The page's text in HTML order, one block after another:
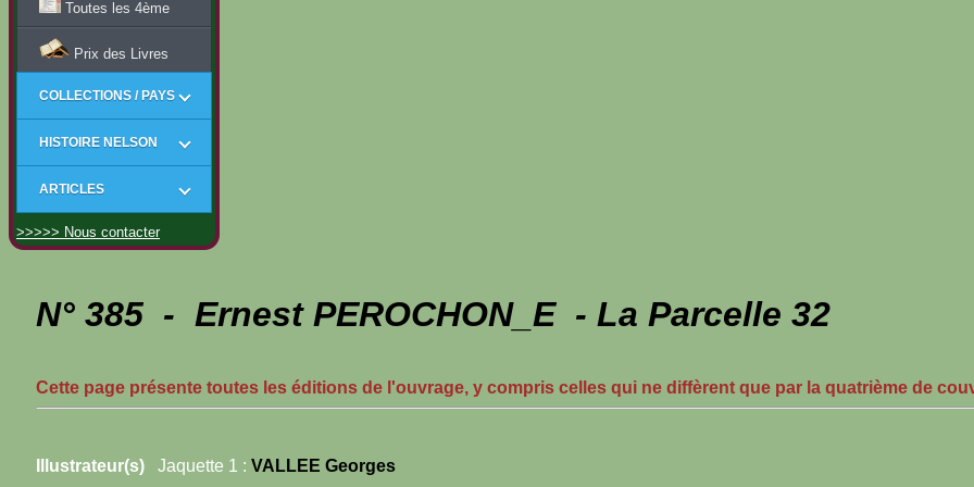
Toutes les 4ème
Prix des Livres
COLLECTIONS / PAYS
HISTOIRE NELSON
ARTICLES
>>>>> Nous contacter
N° 385 - Ernest PEROCHON_E - La Parcelle 32
Cette page présente toutes les éditions de l'ouvrage, y compris celles qui ne diffèrent que par la quatrième de
Illustrateur(s) Jaquette 1 : VALLEE Georges